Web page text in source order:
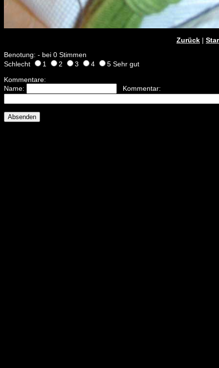
Zurück |
Benotung: - bei 0 Stimmen
Schlecht
1 2 3 4
5 Sehr gut
Kommentare:
Name:
Kommentar: